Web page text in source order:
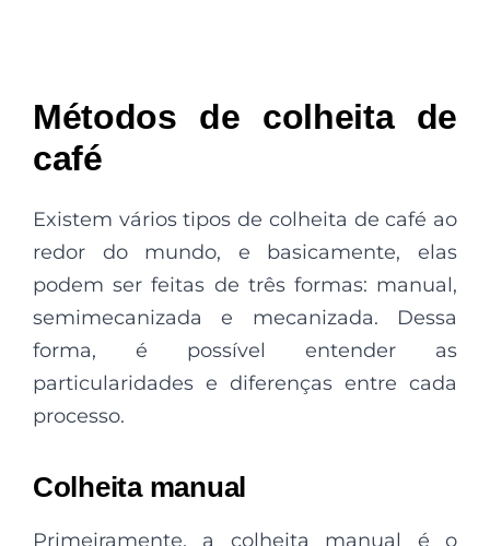
Métodos de colheita de
café
Existem vários tipos de colheita de café ao
redor do mundo, e basicamente, elas
podem ser feitas de três formas: manual,
semimecanizada e mecanizada. Dessa
forma, é possível entender as
particularidades e diferenças entre cada
processo.
Colheita manual
Primeiramente, a colheita manual é o